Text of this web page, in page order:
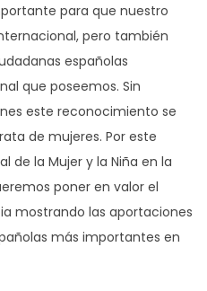
para que nuestro
pero también
españolas
que poseemos. Sin
este reconocimiento se
de mujeres. Por este
de la Mujer y la Niña en la
poner en valor el
mostrando las aportaciones
más importantes en